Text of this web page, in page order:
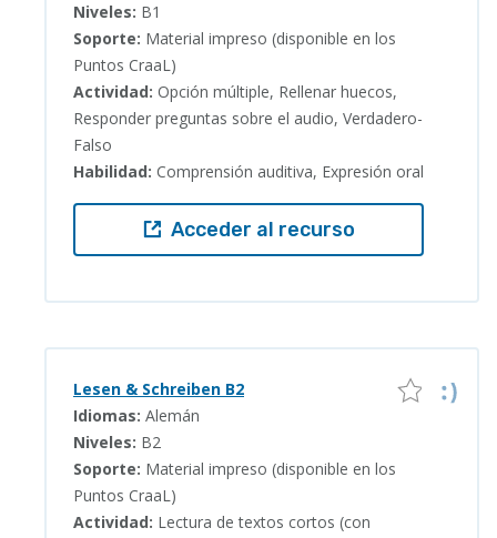
Niveles: B1
Soporte: Material impreso (disponible en los
Puntos CraaL)
Actividad: Opción múltiple, Rellenar huecos,
Responder preguntas sobre el audio, Verdadero-
Falso
Habilidad: Comprensión auditiva, Expresión oral
Acceder al recurso
Lesen & Schreiben B2
Idiomas: Alemán
Niveles: B2
Soporte: Material impreso (disponible en los
Puntos CraaL)
Actividad: Lectura de textos cortos (con